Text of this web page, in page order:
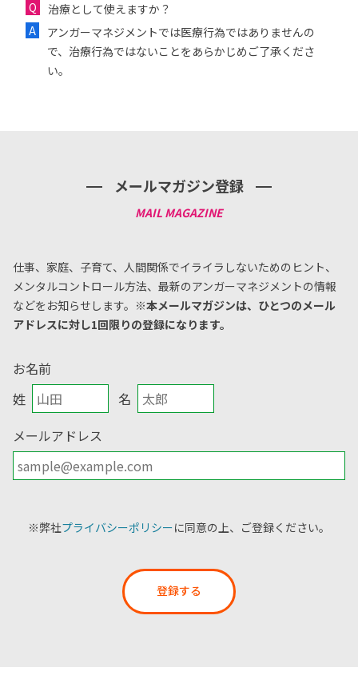
治療として使えますか？
アンガーマネジメントでは医療行為ではありませんの
で、治療行為ではないことをあらかじめご了承くださ
い。
メールマガジン登録
仕事、家庭、子育て、人間関係でイライラしないためのヒント、
メンタルコントロール方法、 最新のアンガーマネジメントの情報
などをお知らせします。 ※本メールマガジンは、ひとつのメール
アドレスに対し1回限りの登録になります。
お名前
姓
名
メールアドレス
※弊社プライバシーポリシーに同意の上、ご登録ください。
登録する